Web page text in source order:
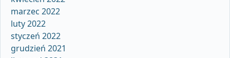
marzec 2022
luty 2022
styczeń 2022
grudzień 2021